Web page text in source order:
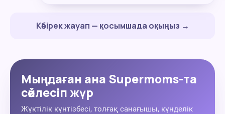
Көбірек жауап — қосымшада оқыңыз →
Мыңдаған ана Supermoms-та
сөйлесіп жүр
Жүктілік күнтізбесі, толғақ санағышы, күнделік